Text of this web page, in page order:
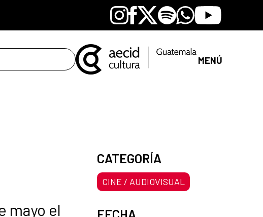
Instagram
Facebook
X SpotifyWhatsapp
Youtube
MENÚ
mayo el
CATEGORÍA
CINE / AUDIOVISUAL
FECHA